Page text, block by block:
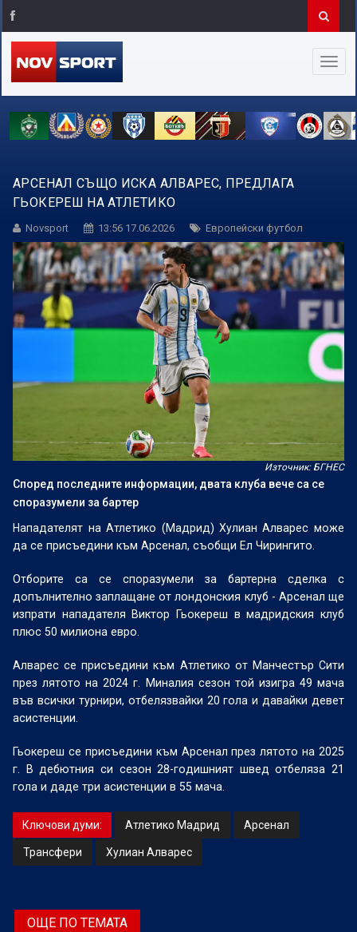
АРСЕНАЛ СЪЩО ИСКА АЛВАРЕС, ПРЕДЛАГА
ГЬОКЕРЕШ НА АТЛЕТИКО
Novsport 13:56 17.06.2026 Европейски футбол
Източник: БГНЕС
Според последните информации, двата клуба вече са се
споразумели за бартер
Нападателят на Атлетико (Мадрид) Хулиан Алварес може
да се присъедини към Арсенал, съобщи Ел Чирингито.
Отборите са се споразумели за бартерна сделка с
допълнително заплащане от лондонския клуб - Арсенал ще
изпрати нападателя Виктор Гьокереш в мадридския клуб
плюс 50 милиона евро.
Алварес се присъедини към Атлетико от Манчестър Сити
през лятото на 2024 г. Миналия сезон той изигра 49 мача
във всички турнири, отбелязвайки 20 гола и давайки девет
асистенции.
Гьокереш се присъедини към Арсенал през лятото на 2025
г. В дебютния си сезон 28-годишният швед отбеляза 21
гола и даде три асистенции в 55 мача.
Ключови думи: Атлетико Мадрид Арсенал
Трансфери Хулиан Алварес
ОЩЕ ПО ТЕМАТА